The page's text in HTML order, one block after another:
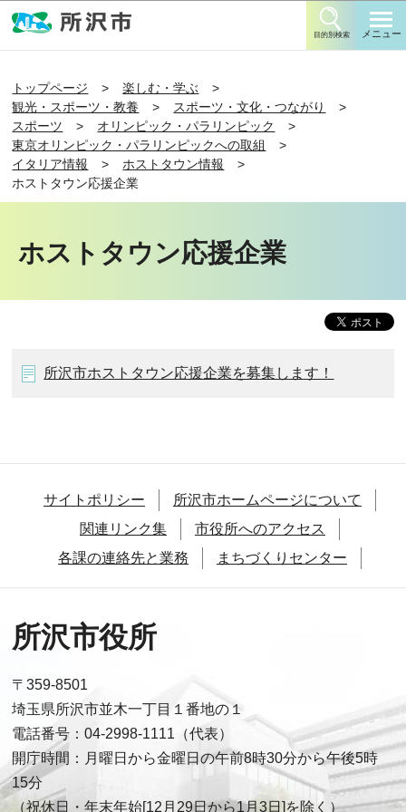
目的別検索 メニュー
トップページ
楽しむ・学ぶ
観光・スポーツ・教養
スポーツ・文化・つながり
スポーツ
オリンピック・パラリンピック
東京オリンピック・パラリンピックへの取組
イタリア情報
ホストタウン情報
ホストタウン応援企業
ホストタウン応援企業
所沢市ホストタウン応援企業を募集します！
サイトポリシー
所沢市ホームページについて
関連リンク集
市役所へのアクセス
各課の連絡先と業務
まちづくりセンター
所沢市役所
〒359-8501
埼玉県所沢市並木一丁目１番地の１
電話番号：04-2998-1111（代表）
開庁時間：月曜日から金曜日の午前8時30分から午後5時
15分
（祝休日・年末年始[12月29日から1月3日]を除く）